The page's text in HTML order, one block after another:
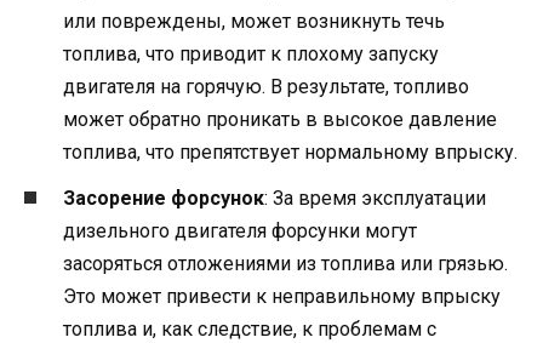
или повреждены, может возникнуть течь
топлива, что приводит к плохому запуску
двигателя на горячую. В результате, топливо
может обратно проникать в высокое давление
топлива, что препятствует нормальному впрыску.
Засорение форсунок: За время эксплуатации
дизельного двигателя форсунки могут
засоряться отложениями из топлива или грязью.
Это может привести к неправильному впрыску
топлива и, как следствие, к проблемам с